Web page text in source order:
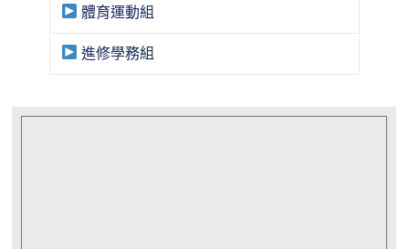
體育運動組
進修學務組